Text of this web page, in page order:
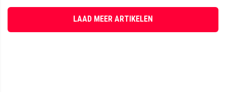
LAAD MEER ARTIKELEN